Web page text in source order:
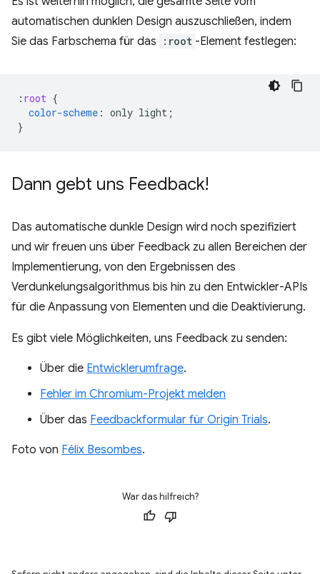
automatischen dunklen Design auszuschließen, indem
Sie das Farbschema für das
:root -Element festlegen:
: root {
color-scheme : only light ;
}
Dann gebt uns Feedback!
Das automatische dunkle Design wird noch spezifiziert
und wir freuen uns über Feedback zu allen Bereichen der
Implementierung, von den Ergebnissen des
Verdunkelungsalgorithmus bis hin zu den Entwickler-APIs
für die Anpassung von Elementen und die Deaktivierung.
Es gibt viele Möglichkeiten, uns Feedback zu senden:
Über die Entwicklerumfrage.
Fehler im Chromium-Projekt melden
Über das Feedbackformular für Origin Trials.
Foto von Félix Besombes.
War das hilfreich?